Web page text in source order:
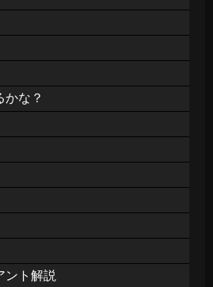
かな？
ント解説